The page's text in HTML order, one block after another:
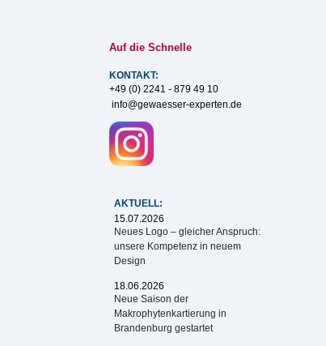
Auf die Schnelle
KONTAKT:
+49 (0) 2241 - 879 49 10
info@gewaesser-experten.de
AKTUELL:
15.07.2026
Neues Logo – gleicher Anspruch:
unsere Kompetenz in neuem
Design
18.06.2026
Neue Saison der
Makrophytenkartierung in
Brandenburg gestartet